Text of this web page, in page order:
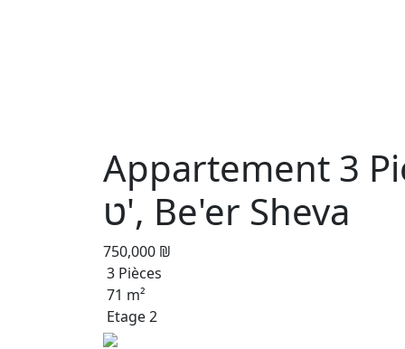
Appartement 3
ט', Be'er Sheva
750,000 ₪
3 Pièces
71 m²
Etage 2